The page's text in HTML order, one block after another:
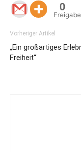
0
Vorheriger Artikel
„Ein großartiges
Freiheit“